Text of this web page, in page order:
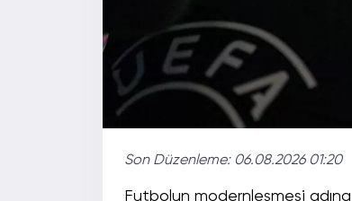
Son Düzenleme: 06.08.2026 01:20
Futbolun modernleşmesi